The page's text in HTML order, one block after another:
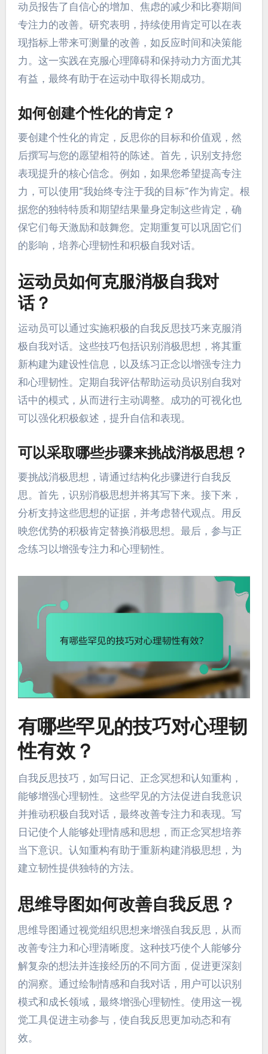
动员报告了自信心的增加、焦虑的减少和比赛期间
专注力的改善。研究表明，持续使用肯定可以在表
现指标上带来可测量的改善，如反应时间和决策能
力。这一实践在克服心理障碍和保持动力方面尤其
有益，最终有助于在运动中取得长期成功。
如何创建个性化的肯定？
要创建个性化的肯定，反思你的目标和价值观，然
后撰写与您的愿望相符的陈述。首先，识别支持您
表现提升的核心信念。例如，如果您希望提高专注
力，可以使用“我始终专注于我的目标”作为肯定。根
据您的独特特质和期望结果量身定制这些肯定，确
保它们每天激励和鼓舞您。定期重复可以巩固它们
的影响，培养心理韧性和积极自我对话。
运动员如何克服消极自我对
话？
运动员可以通过实施积极的自我反思技巧来克服消
极自我对话。这些技巧包括识别消极思想，将其重
新构建为建设性信息，以及练习正念以增强专注力
和心理韧性。定期自我评估帮助运动员识别自我对
话中的模式，从而进行主动调整。成功的可视化也
可以强化积极叙述，提升自信和表现。
可以采取哪些步骤来挑战消极思想？
要挑战消极思想，请通过结构化步骤进行自我反
思。首先，识别消极思想并将其写下来。接下来，
分析支持这些思想的证据，并考虑替代观点。用反
映您优势的积极肯定替换消极思想。最后，参与正
念练习以增强专注力和心理韧性。
有哪些罕见的技巧对心理韧
性有效？
自我反思技巧，如写日记、正念冥想和认知重构，
能够增强心理韧性。这些罕见的方法促进自我意识
并推动积极自我对话，最终改善专注力和表现。写
日记使个人能够处理情感和思想，而正念冥想培养
当下意识。认知重构有助于重新构建消极思想，为
建立韧性提供独特的方法。
思维导图如何改善自我反思？
思维导图通过视觉组织思想来增强自我反思，从而
改善专注力和心理清晰度。这种技巧使个人能够分
解复杂的想法并连接经历的不同方面，促进更深刻
的洞察。通过绘制情感和自我对话，用户可以识别
模式和成长领域，最终增强心理韧性。使用这一视
觉工具促进主动参与，使自我反思更加动态和有
效。